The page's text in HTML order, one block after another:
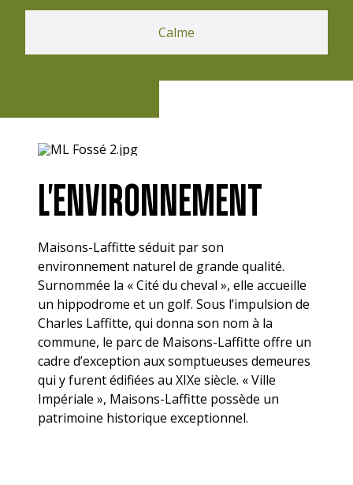
Calme
L'ENVIRONNEMENT
Maisons-Laffitte séduit par son
environnement naturel de grande qualité.
Surnommée la « Cité du cheval », elle accueille
un hippodrome et un golf. Sous l’impulsion de
Charles Laffitte, qui donna son nom à la
commune, le parc de Maisons-Laffitte offre un
cadre d’exception aux somptueuses demeures
qui y furent édifiées au XIXe siècle. « Ville
Impériale », Maisons-Laffitte possède un
patrimoine historique exceptionnel.